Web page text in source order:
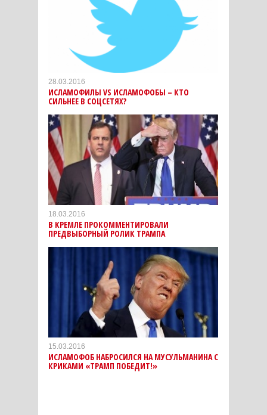
28.03.2016
ИСЛАМОФИЛЫ VS ИСЛАМОФОБЫ – КТО
СИЛЬНЕЕ В СОЦСЕТЯХ?
18.03.2016
В КРЕМЛЕ ПРОКОММЕНТИРОВАЛИ
ПРЕДВЫБОРНЫЙ РОЛИК ТРАМПА
15.03.2016
ИСЛАМОФОБ НАБРОСИЛСЯ НА МУСУЛЬМАНИНА С
КРИКАМИ «ТРАМП ПОБЕДИТ!»